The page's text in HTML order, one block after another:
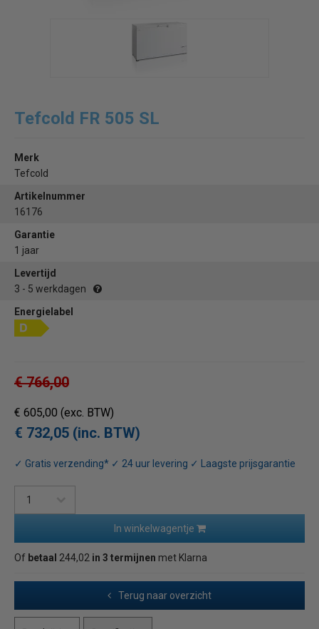
Tefcold FR 505 SL
Merk
Tefcold
Artikelnummer
16176
Garantie
1 jaar
Levertijd
3 - 5 werkdagen
Energielabel
€ 766,00
€ 605,00 (exc. BTW)
€ 732,05 (inc. BTW)
✓ Gratis verzending* ✓ 24 uur levering ✓ Laagste prijsgarantie
In winkelwagentje
Of betaal 244,02 in 3 termijnen met Klarna
Terug naar overzicht